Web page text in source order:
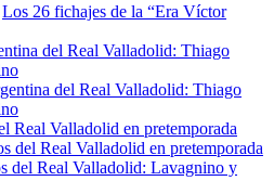
Los 26 fichajes de la “Era Víctor
del Real Valladolid: Thiago
del Real Valladolid: Thiago
Real Valladolid en pretemporada
del Real Valladolid en pretemporada
del Real Valladolid: Lavagnino y